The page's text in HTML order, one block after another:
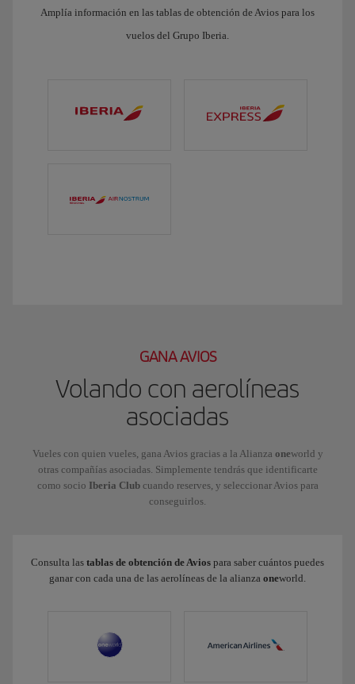
Amplía información en las tablas de obtención de Avios para los
vuelos del Grupo Iberia.
GANA AVIOS
Volando con aerolíneas
asociadas
Vueles con quien vueles, gana Avios gracias a la Alianza oneworld y
otras compañías asociadas. Simplemente tendrás que identificarte
como socio Iberia Clubcuando reserves, y seleccionar Avios para
conseguirlos.
Consulta las tablas de obtención de Avios para saber cuántos puedes
ganar con cada una de las aerolíneas de la alianza oneworld.